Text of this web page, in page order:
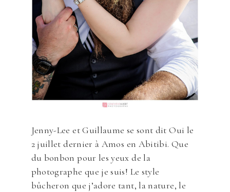
Jenny-Lee et Guillaume se sont dit Oui le
2 juillet dernier à Amos en Abitibi. Que
du bonbon pour les yeux de la
photographe que je suis! Le style
bûcheron que j’adore tant, la nature, le